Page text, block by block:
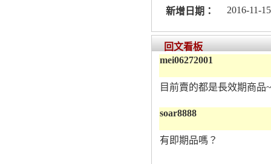
新增日期：
2016-11-
回文看板
mei06272001
目前賣的都是長效期商
soar8888
有即期品嗎？